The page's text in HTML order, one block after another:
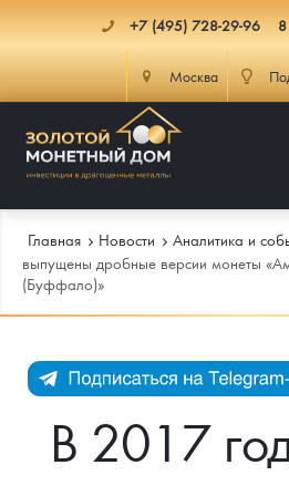
+7 (495) 728-29-96
Москва
Каталог
Каталог Монет
Монеты Россия и СССР
Памятные и старинные монеты
Инфо
Подлинность монет
Услуги
Главная Новости Аналитика и
выпущены дробные версии монеты
(Буффало)»
В 2017